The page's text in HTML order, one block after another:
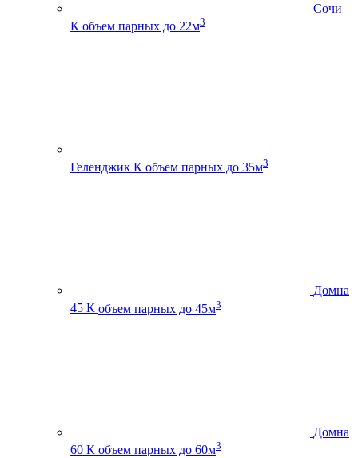
Сочи
К объем парных до 22м3
Геленджик К объем парных до 35м3
Домна
45 К объем парных до 45м3
Домна
60 К объем парных до 60м3